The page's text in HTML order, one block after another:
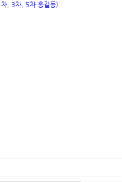
차 , 3차 , 5차 홍길동)